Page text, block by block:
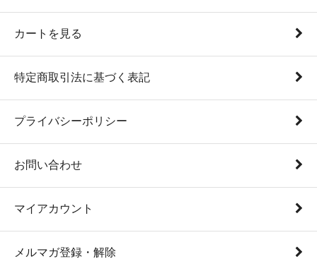
カートを見る
特定商取引法に基づく表記
プライバシーポリシー
お問い合わせ
マイアカウント
メルマガ登録・解除